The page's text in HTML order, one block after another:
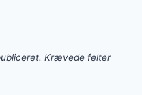
Krævede felter